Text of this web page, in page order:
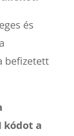
és
befizetett
kódot a